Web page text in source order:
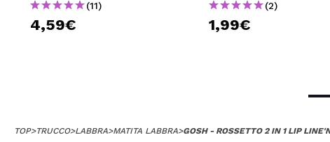
(11)
4,59€
(2)
1,99€
TOP>TRUCCO>LABBRA>MATITA LABBRA>GOSH - ROSSETTO 2 IN 1 LIP